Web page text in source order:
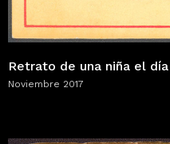
Retrato de una niña el
Noviembre 2017